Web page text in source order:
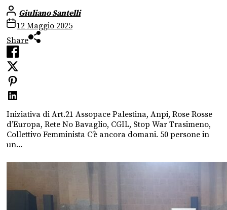
Giuliano Santelli
12 Maggio 2025
Share
Iniziativa di Art.21 Assopace Palestina, Anpi, Rose Rosse
d’Europa, Rete No Bavaglio, CGIL, Stop War Trasimeno,
Collettivo Femminista C’è ancora domani. 50 persone in
un...